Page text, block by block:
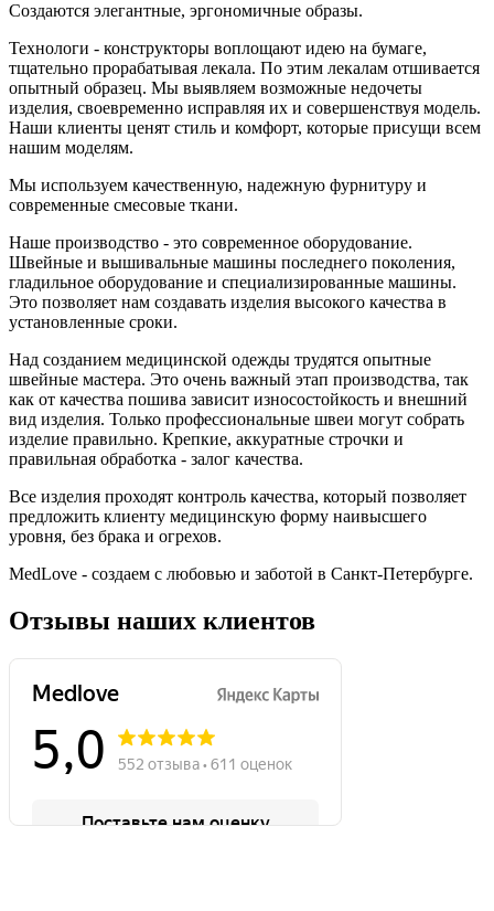
Создаются элегантные, эргономичные образы.
Технологи - конструкторы воплощают идею на бумаге,
тщательно прорабатывая лекала. По этим лекалам отшивается
опытный образец. Мы выявляем возможные недочеты
изделия, своевременно исправляя их и совершенствуя модель.
Наши клиенты ценят стиль и комфорт, которые присущи всем
нашим моделям.
Мы используем качественную, надежную фурнитуру и
современные смесовые ткани.
Наше производство - это современное оборудование.
Швейные и вышивальные машины последнего поколения,
гладильное оборудование и специализированные машины.
Это позволяет нам создавать изделия высокого качества в
установленные сроки.
Над созданием медицинской одежды трудятся опытные
швейные мастера. Это очень важный этап производства, так
как от качества пошива зависит износостойкость и внешний
вид изделия. Только профессиональные швеи могут собрать
изделие правильно. Крепкие, аккуратные строчки и
правильная обработка - залог качества.
Все изделия проходят контроль качества, который позволяет
предложить клиенту медицинскую форму наивысшего
уровня, без брака и огрехов.
MedLove - создаем с любовью и заботой в Санкт-Петербурге.
Отзывы наших клиентов